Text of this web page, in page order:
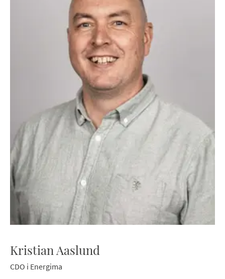
Kristian Aaslund
CDO i Energima